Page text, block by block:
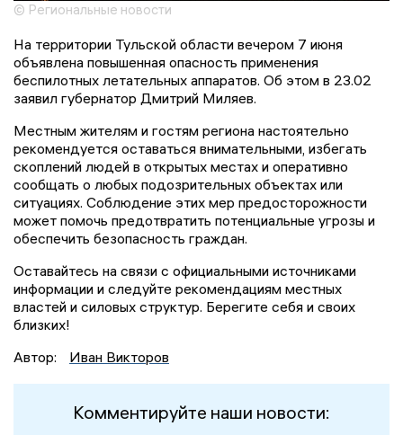
© Региональные новости
На территории Тульской области вечером 7 июня
объявлена повышенная опасность применения
беспилотных летательных аппаратов. Об этом в 23.02
заявил губернатор Дмитрий Миляев.
Местным жителям и гостям региона настоятельно
рекомендуется оставаться внимательными, избегать
скоплений людей в открытых местах и оперативно
сообщать о любых подозрительных объектах или
ситуациях. Соблюдение этих мер предосторожности
может помочь предотвратить потенциальные угрозы и
обеспечить безопасность граждан.
Оставайтесь на связи с официальными источниками
информации и следуйте рекомендациям местных
властей и силовых структур. Берегите себя и своих
близких!
Автор:
Иван Викторов
Комментируйте наши новости: